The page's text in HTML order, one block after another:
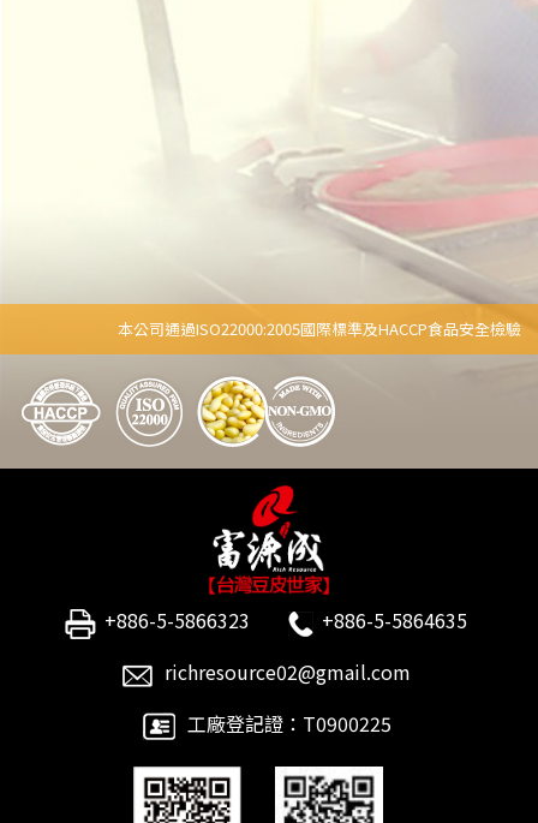
本公司通過ISO22000:2005國際標準及HACCP食品安全檢驗
+886-5-5866323
+886-5-5864635
richresource02@gmail.com
工廠登記證：T0900225